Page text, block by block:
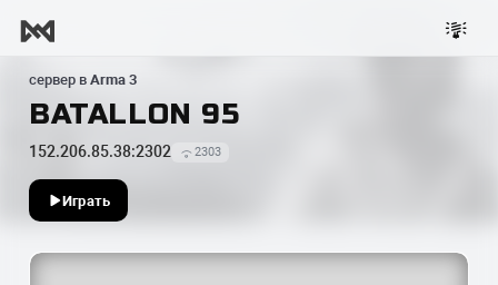
сервер в Arma 3
BATALLON 95
152.206.85.38:2302 2303
Играть